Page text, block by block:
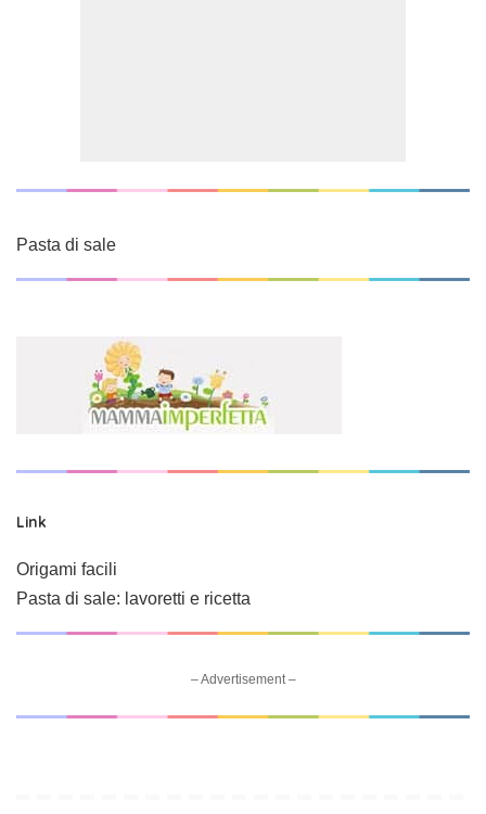
Pasta di sale
Link
Origami facili
Pasta di sale: lavoretti e ricetta
– Advertisement –